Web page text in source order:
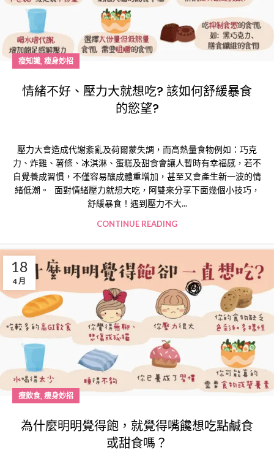
瘦知識, 瘦身妙招
情緒不好、壓力大就想吃? 該如何舒緩暴食
的慾望?
壓力大會造成代謝紊亂及荷爾蒙失調，而高熱量食物例如：巧克
力、炸雞、薯條、冰淇淋、蛋糕及甜食會讓人暫時有幸福感，若不
自覺養成習慣，不僅容易釀成體重增加，甚至又會產生新一波的情
緒低潮。 面對情緒壓力就想大吃，阿雙來分享下面幾個小技巧，
舒緩暴食！遇到壓力不大...
CONTINUE READING
18
4 月
瘦飲食, 瘦身妙招
為什麼明明覺得飽，就覺得嘴饞想吃點鹹食
或甜食嗎？